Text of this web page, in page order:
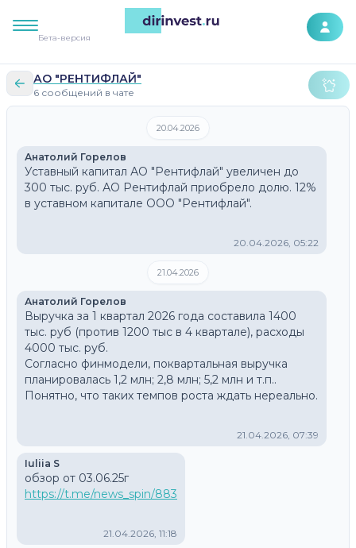
Бета-версия
АО "РЕНТИФЛАЙ"
6 сообщений в чате
20.04.2026
Анатолий Горелов
Уставный капитал АО "Рентифлай" увеличен до
300 тыс. руб. АО Рентифлай приобрело долю. 12%
в уставном капитале ООО "Рентифлай".
20.04.2026, 05:22
21.04.2026
Анатолий Горелов
Выручка за 1 квартал 2026 года составила 1400
тыс. руб (против 1200 тыс в 4 квартале), расходы
4000 тыс. руб.
Согласно финмодели, поквартальная выручка
планировалась 1,2 млн; 2,8 млн; 5,2 млн и т.п..
Понятно, что таких темпов роста ждать нереально.
21.04.2026, 07:39
Iuliia S
https://t.me/news_spin/883
21.04.2026, 11:18